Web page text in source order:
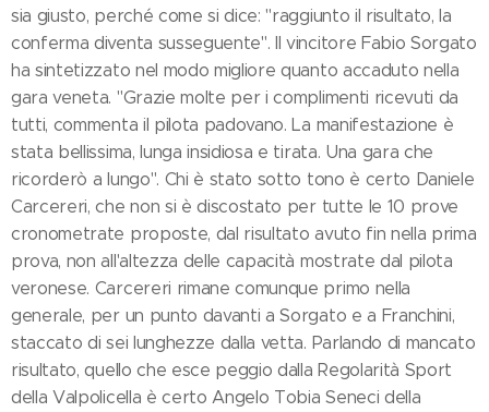
sia giusto, perché come si dice: "raggiunto il risultato, la
conferma diventa susseguente". Il vincitore Fabio Sorgato
ha sintetizzato nel modo migliore quanto accaduto nella
gara veneta. "Grazie molte per i complimenti ricevuti da
tutti, commenta il pilota padovano. La manifestazione è
stata bellissima, lunga insidiosa e tirata. Una gara che
ricorderò a lungo". Chi è stato sotto tono è certo Daniele
Carcereri, che non si è discostato per tutte le 10 prove
cronometrate proposte, dal risultato avuto fin nella prima
prova, non all'altezza delle capacità mostrate dal pilota
veronese. Carcereri rimane comunque primo nella
generale, per un punto davanti a Sorgato e a Franchini,
staccato di sei lunghezze dalla vetta. Parlando di mancato
risultato, quello che esce peggio dalla Regolarità Sport
della Valpolicella è certo Angelo Tobia Seneci della